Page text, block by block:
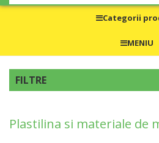
Categorii
MENIU
FILTRE
Plastilina si materiale de